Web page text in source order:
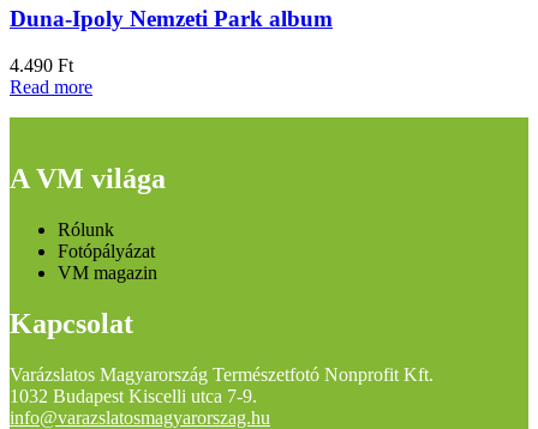
Duna-Ipoly Nemzeti Park album
4.490 Ft
Read more
A VM világa
Rólunk
Fotópályázat
VM magazin
Kapcsolat
Varázslatos Magyarország Természetfotó Nonprofit Kft.
1032 Budapest Kiscelli utca 7-9.
info@varazslatosmagyarorszag.hu